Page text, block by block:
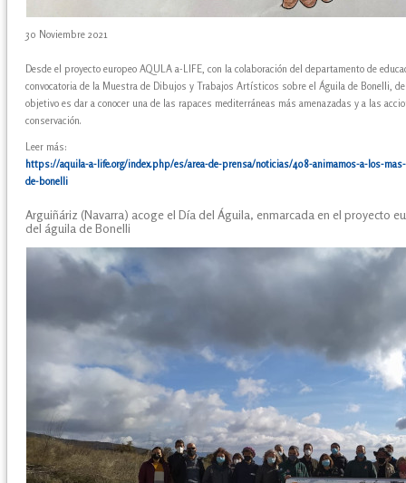
30 Noviembre 2021
Desde el proyecto europeo AQULA a-LIFE, con la colaboración del departamento de
convocatoria de la Muestra de Dibujos y Trabajos Artísticos sobre el Águila de Bonelli,
objetivo es dar a conocer una de las rapaces mediterráneas más amenazadas y a las
conservación.
Leer más:
https://aquila-a-life.org/index.php/es/area-de-prensa/noticias/408-animamos-a-los-
de-bonelli
Arguiñáriz (Navarra) acoge el Día del Águila, enmarcada en el proyecto
del águila de Bonelli